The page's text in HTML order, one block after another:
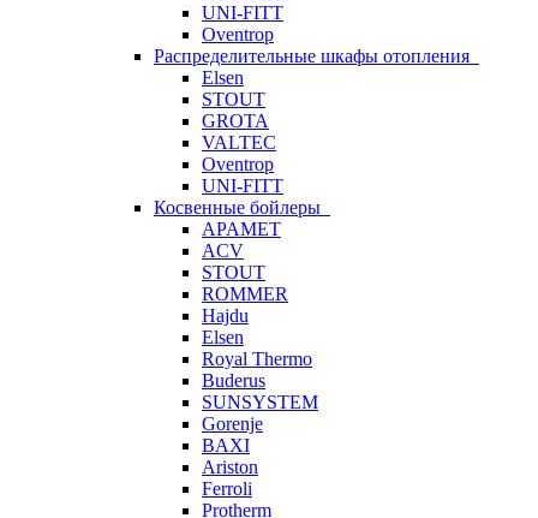
UNI-FITT
Oventrop
Распределительные шкафы отопления
Elsen
STOUT
GROTA
VALTEC
Oventrop
UNI-FITT
Косвенные бойлеры
APAMET
ACV
STOUT
ROMMER
Hajdu
Elsen
Royal Thermo
Buderus
SUNSYSTEM
Gorenje
BAXI
Ariston
Ferroli
Protherm